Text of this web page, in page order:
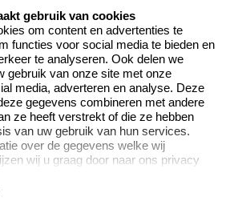
Klantenservice:
Contact opnemen
Veelgestelde vragen
Retourneren
gebruik van cookies
om content en advertenties te
functies voor social media te bieden en
te analyseren. Ook delen we
gebruik van onze site met onze
media, adverteren en analyse. Deze
gegevens combineren met andere
ze heeft verstrekt of die ze hebben
van uw gebruik van hun services.
over de gegevens welke wij
wij u graag door naar ons privacy